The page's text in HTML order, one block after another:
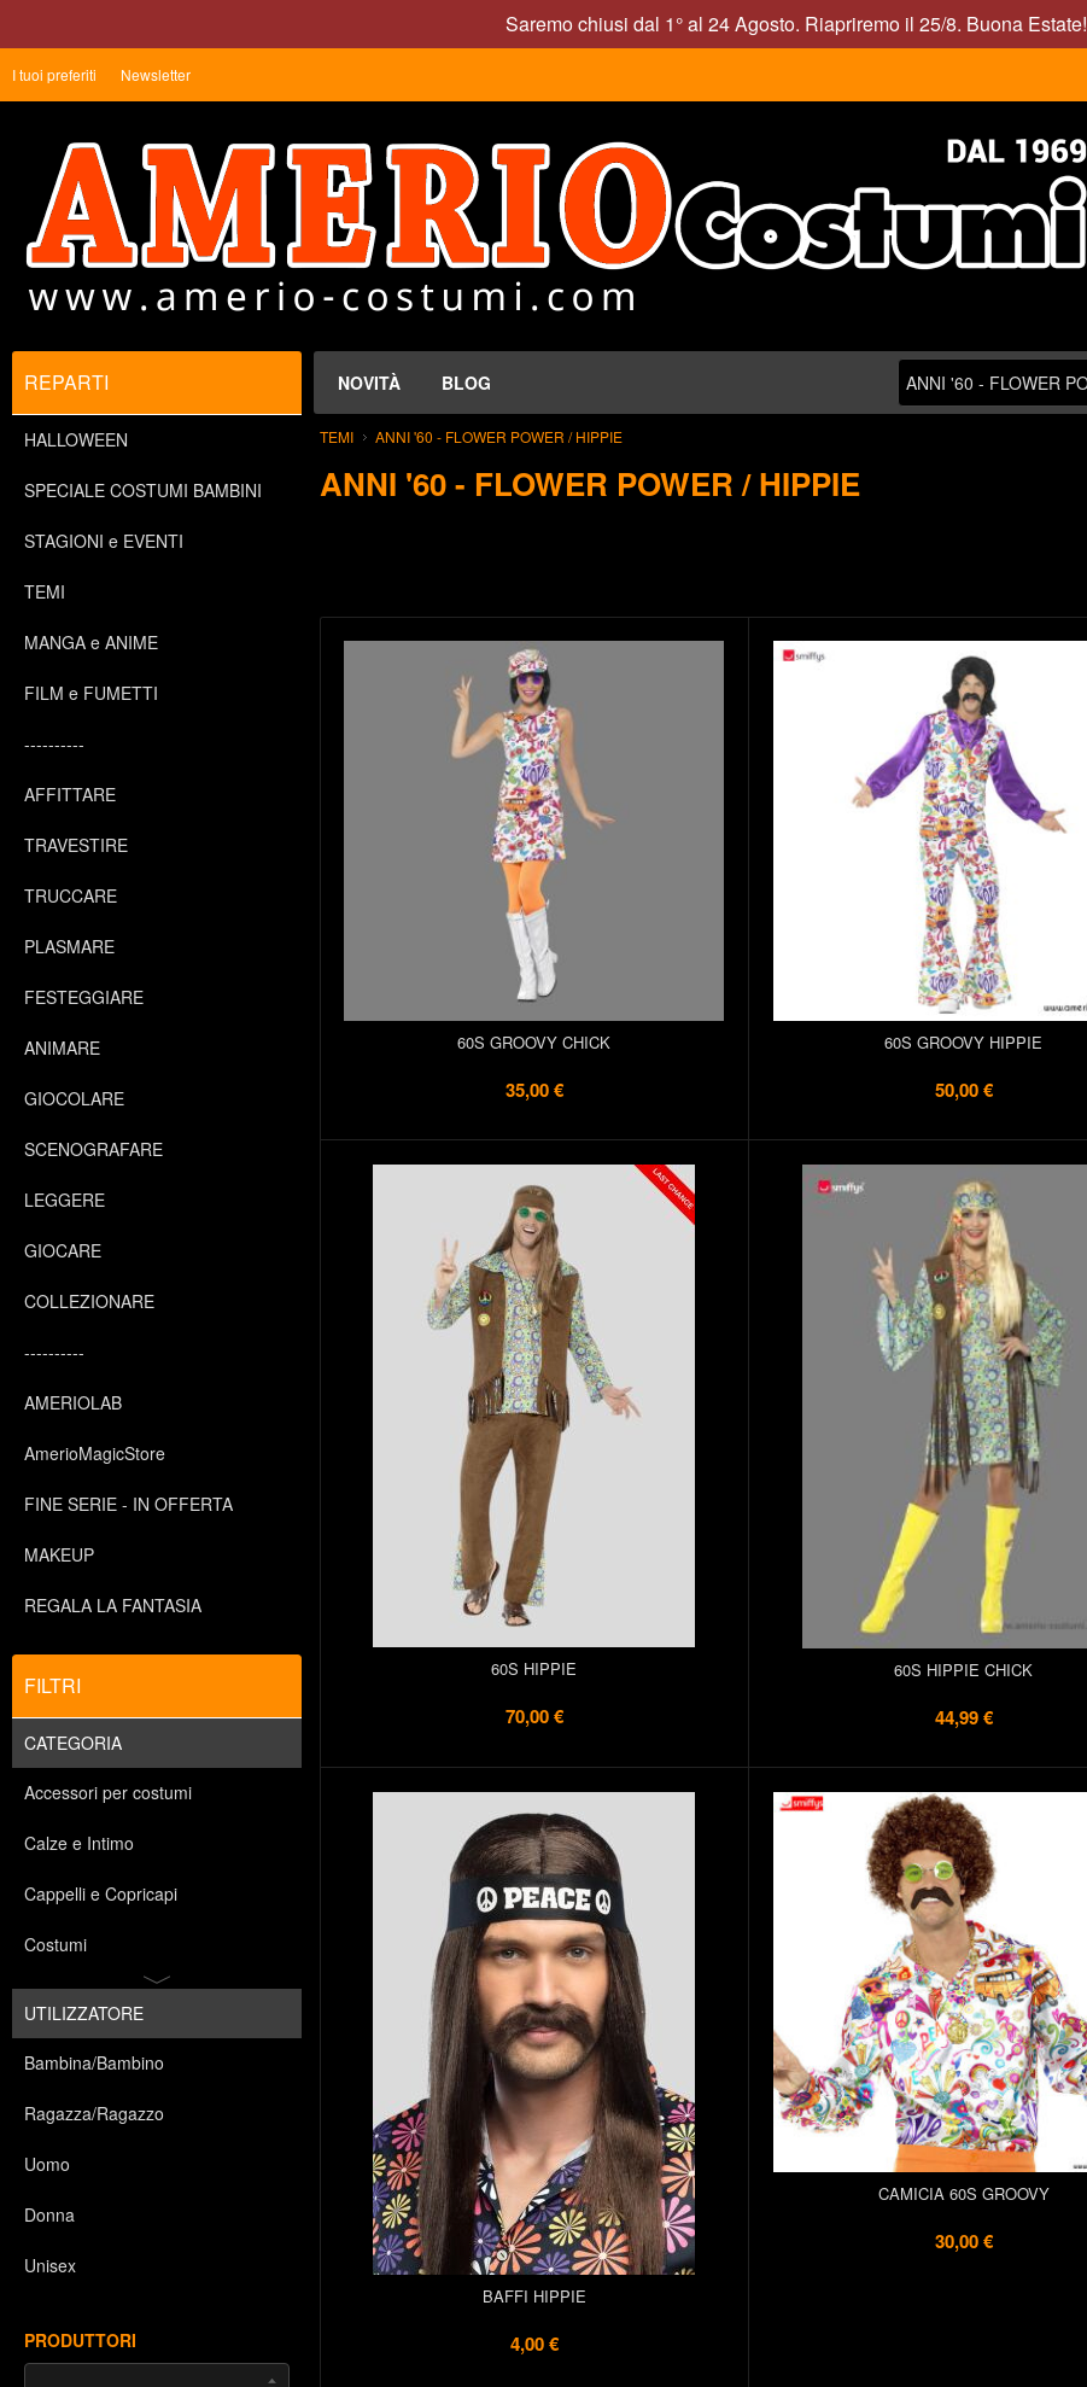
Saremo chiusi dal 1° al 24 Agosto. Riapriremo il 25/8. Buona Estate!
I tuoi preferiti Newsletter
NOVITÀ BLOG
REPARTI
HALLOWEEN
SPECIALE COSTUMI BAMBINI
STAGIONI e EVENTI
TEMI
MANGA e ANIME
FILM e FUMETTI
----------
AFFITTARE
TRAVESTIRE
TRUCCARE
PLASMARE
FESTEGGIARE
ANIMARE
GIOCOLARE
SCENOGRAFARE
LEGGERE
GIOCARE
COLLEZIONARE
----------
AMERIOLAB
AmerioMagicStore
FINE SERIE - IN OFFERTA
MAKEUP
REGALA LA FANTASIA
FILTRI
CATEGORIA
Accessori per costumi
Calze e Intimo
Cappelli e Copricapi
Costumi
UTILIZZATORE
Bambina/Bambino
Ragazza/Ragazzo
Uomo
Donna
Unisex
PRODUTTORI
TEMI ANNI '60 - FLOWER POWER / HIPPIE
ANNI '60 - FLOWER POWER / HIPPIE
60S GROOVY CHICK
35,00 €
60S GROOVY HIPPIE
50,00 €
60S HIPPIE
70,00 €
60S HIPPIE CHICK
44,99 €
BAFFI HIPPIE
4,00 €
CAMICIA 60S GROOVY
30,00 €